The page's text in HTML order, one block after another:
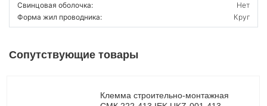
Свинцовая оболочка:
Нет
Форма жил проводника:
Круг
Сопутствующие товары
Клемма строительно-монтажная